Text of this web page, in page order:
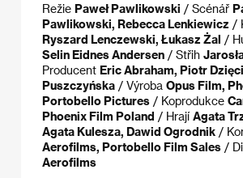
Režie Paweł Pawlikowski / Scénář
Pawlikowski, Rebecca Lenkiewicz /
Ryszard Lenczewski, Łukasz Żal /
Selin Eidnes Andersen / Střih
Producent Eric Abraham, Piotr
Puszczyńska / Výroba Opus Film,
Portobello Pictures / Koprodukce
Phoenix Film Poland / Hrají Agata
Agata Kulesza, Dawid Ogrodnik /
Aerofilms, Portobello Film Sales /
Aerofilms